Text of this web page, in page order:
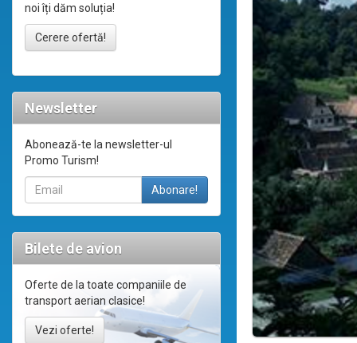
noi îți dăm soluția!
Cerere ofertă!
Newsletter
Abonează-te la newsletter-ul
Promo Turism!
Bilete de avion
Oferte de la toate companiile de
transport aerian clasice!
Vezi oferte!